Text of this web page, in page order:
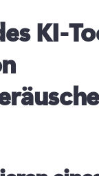
KI-